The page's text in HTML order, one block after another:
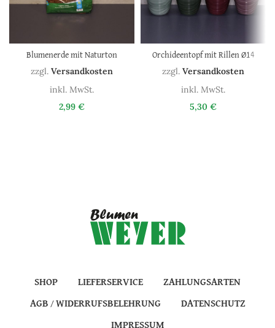
Blumenerde mit Naturton
2,99 €
inkl. MwSt.
zzgl. Versandkosten
Orchideentopf mit Rillen Ø14
5,30 €
inkl. MwSt.
zzgl. Versandkosten
SHOP LIEFERSERVICE ZAHLUNGSARTEN
AGB / WIDERRUFSBELEHRUNG DATENSCHUTZ
IMPRESSUM